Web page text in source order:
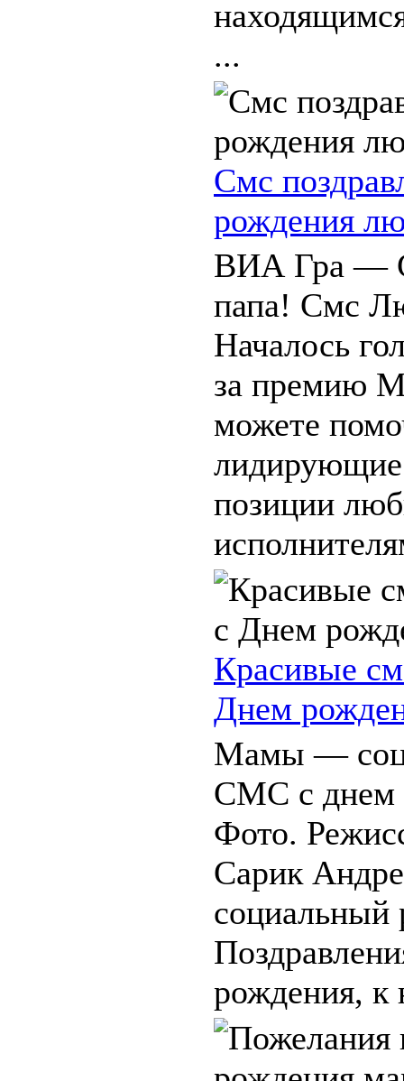
...
Смс
рождения
ВИА Гра —
папа! Смс
Началось
за премию
можете
лидирующие
позиции
Красивые
Днем
Мамы —
СМС с днем
Фото.
Сарик
социальный
рождения,